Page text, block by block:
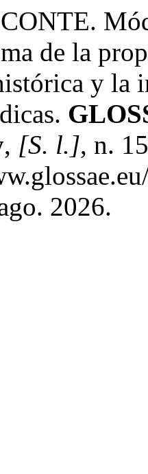
de la
y la
, [S. l.], n.
2026.